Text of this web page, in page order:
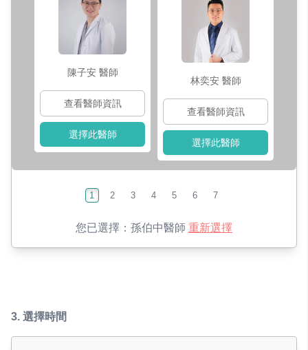
陳子安 醫師
查看醫師資訊
選擇此醫師
林奕安 醫師
查看醫師資訊
選擇此醫師
1 2 3 4 5 6 7
您已選擇： 孫伯中醫師 重新選擇
3. 選擇時間